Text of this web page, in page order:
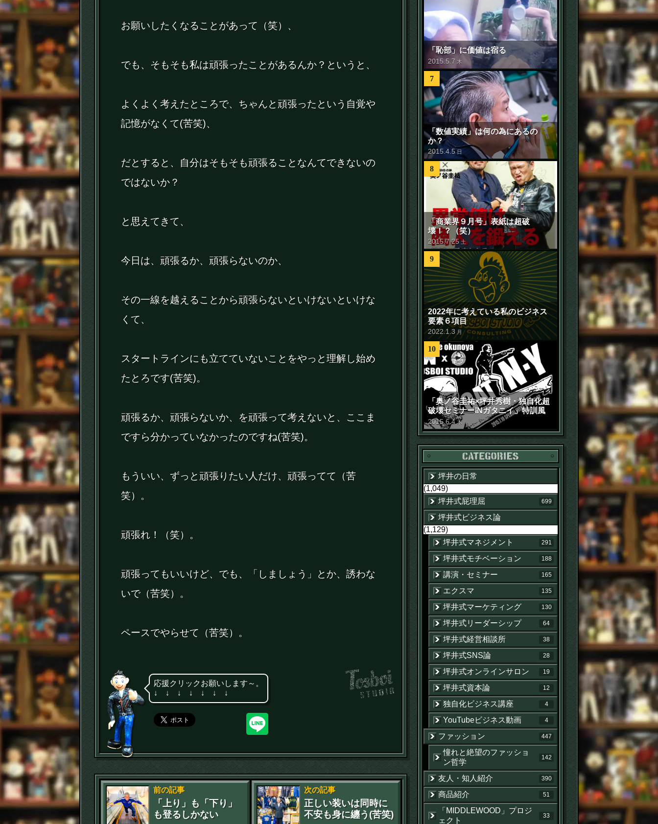
お願いしたくなることがあって（笑）、
でも、そもそも私は頑張ったことがあるんか？というと、
よくよく考えたところで、ちゃんと頑張ったという自覚や
記憶がなくて(苦笑)、
だとすると、自分はそもそも頑張ることなんてできないの
ではないか？
と思えてきて、
今日は、頑張るか、頑張らないのか、
その一線を越えることから頑張らないといけないといけな
くて、
スタートラインにも立てていないことをやっと理解し始め
たとろです(苦笑)。
頑張るか、頑張らないか、を頑張って考えないと、ここま
ですら分かっていなかったのですね(苦笑)。
もういい、ずっと頑張りたい人だけ、頑張ってて（苦
笑）。
頑張れ！（笑）。
頑張ってもいいけど、でも、「しましょう」とか、誘わな
いで（苦笑）。
ペースでやらせて（苦笑）。
応援クリックお願いします～。
↓ ↓ ↓ ↓ ↓ ↓ ↓
前の記事
「上り」も「下り」
も登るしかない
次の記事
正しい装いは同時に
不安も身に纏う(苦笑)
「恥部」に価値は宿る
2015 .5 .7 木
7
「数値実績」は何の為にあるの
か？
2015 .4.5 日
8
「商業界９月号」表紙は超破
壊！？（笑）
2015.7.25 土
9
2022年に考えている私のビジネス
要素６項目
2022.1 .3 月
10
「奥ノ谷圭祐×坪井秀樹・独自化超
破壊セミナーINガタニイ」特訓風
景動画（苦笑）
2015.6.4 木
カテゴリー
坪井の日常
(1,049)
坪井式屁理屈
699
坪井式ビジネス論
(1,129)
坪井式マネジメント
291
坪井式モチベーション 188
講演・セミナー 165
エクスマ 135
坪井式マーケティング 130
坪井式リーダーシップ 64
坪井式経営相談所 38
坪井式SNS論 28
坪井式オンラインサロン 19
坪井式資本論 12
独自化ビジネス講座 4
YouTubeビジネス動画 4
ファッション 447
憧れと絶望のファッショ
ン哲学
142
友人・知人紹介 390
商品紹介 51
「MIDDLEWOOD」プロジ
ェクト
33